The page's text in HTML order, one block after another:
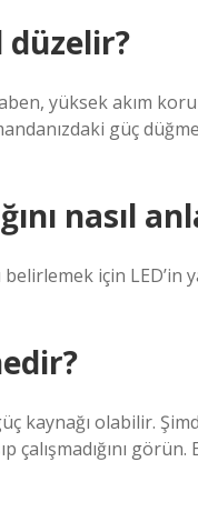
düzelir?
yüksek akım
güç
nasıl
belirlemek için
kaynağı olabilir.
görün.